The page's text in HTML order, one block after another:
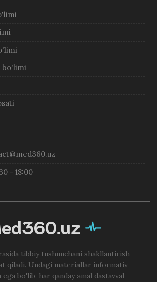
tibbiy tushunchani shakllantirish
qiladi. Undagi materiallar informativ
bo'lib, har qanday amal dastavval
bo'limi
- 18:00